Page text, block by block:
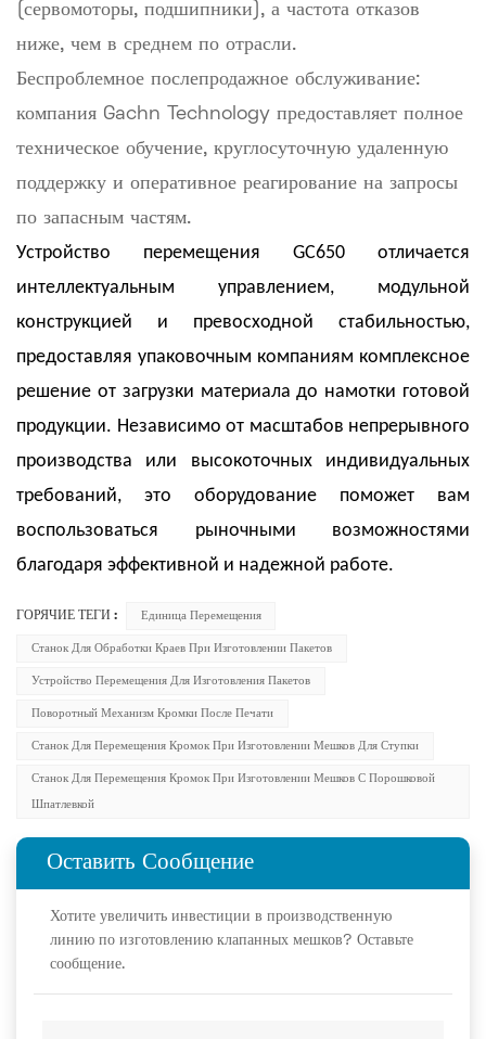
(сервомоторы, подшипники), а частота отказов
ниже, чем в среднем по отрасли.
Беспроблемное послепродажное обслуживание:
компания Gachn Technology предоставляет полное
техническое обучение, круглосуточную удаленную
поддержку и оперативное реагирование на запросы
по запасным частям.
Устройство перемещения GC650 отличается
интеллектуальным управлением, модульной
конструкцией и превосходной стабильностью,
предоставляя упаковочным компаниям комплексное
решение от загрузки материала до намотки готовой
продукции. Независимо от масштабов непрерывного
производства или высокоточных индивидуальных
требований, это оборудование поможет вам
воспользоваться рыночными возможностями
благодаря эффективной и надежной работе.
ГОРЯЧИЕ ТЕГИ : Единица Перемещения
Станок Для Обработки Краев При Изготовлении Пакетов
Устройство Перемещения Для Изготовления Пакетов
Поворотный Механизм Кромки После Печати
Станок Для Перемещения Кромок При Изготовлении Мешков Для Ступки
Станок Для Перемещения Кромок При Изготовлении Мешков С Порошковой
Шпатлевкой
Оставить Сообщение
Хотите увеличить инвестиции в производственную
линию по изготовлению клапанных мешков? Оставьте
сообщение.